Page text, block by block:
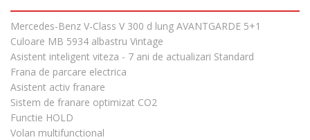
Mercedes-Benz V-Class V 300 d lung AVANTGARDE 5+1
Culoare MB 5934 albastru Vintage
Asistent inteligent viteza - 7 ani de actualizari Standard
Frana de parcare electrica
Asistent activ franare
Sistem de franare optimizat CO2
Functie HOLD
Volan multifunctional